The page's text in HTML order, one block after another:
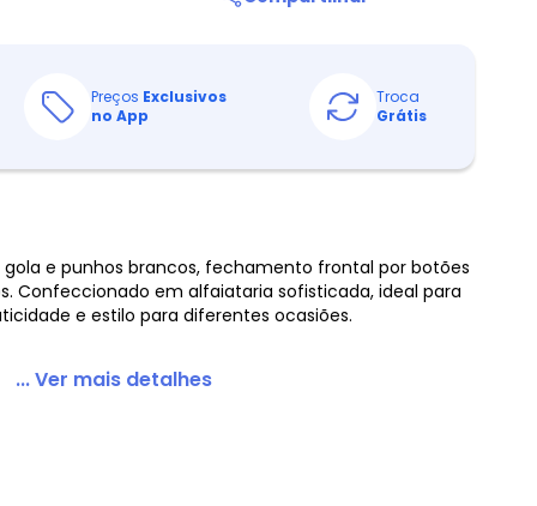
Alfaiataria
Preços Exclusivos
no App
Troca
Grátis
e punhos brancos, fechamento frontal por botões
Confeccionado em alfaiataria sofisticada, ideal para
e estilo para diferentes ocasiões.
... Ver mais detalhes